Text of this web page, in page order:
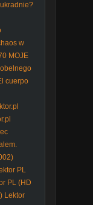
w
MOJE
cuerpo
PL
PL (HD
Lektor